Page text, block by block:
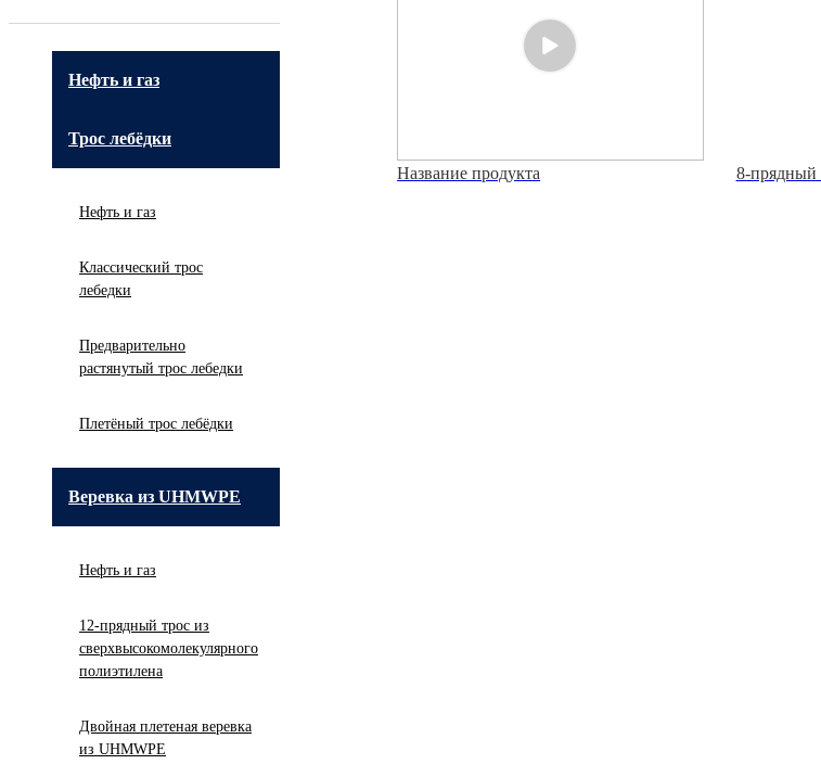
Нефть и газ
Трос лебёдки
Нефть и газ
Классический трос
лебедки
Предварительно
растянутый трос лебедки
Плетёный трос лебёдки
Веревка из UHMWPE
Нефть и газ
12-прядный трос из
сверхвысокомолекулярного
полиэтилена
Двойная плетеная веревка
из UHMWPE
Название продукта 8-прядный